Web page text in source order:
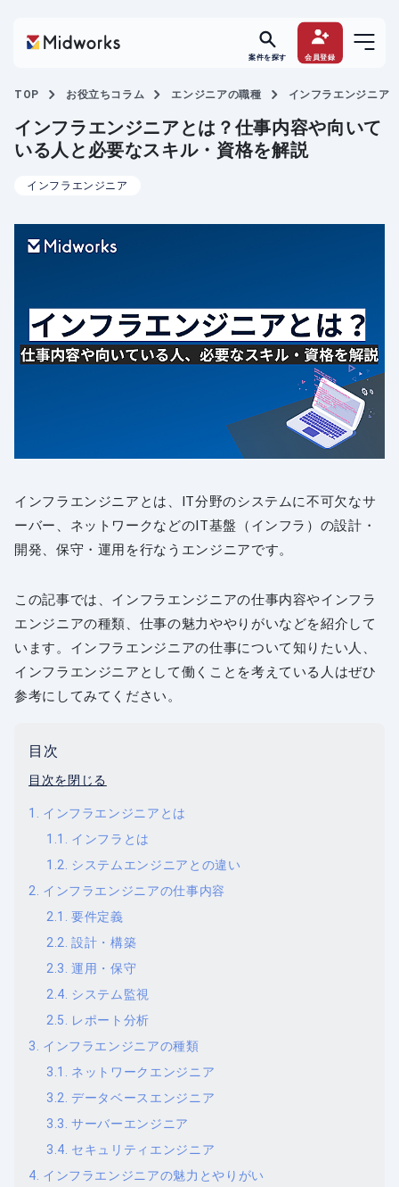
案件を探す 会員登録
TOP お役立ちコラム エンジニアの職種 インフラエンジニア
インフラエンジニアとは？仕事内容や向いて
いる人と必要なスキル・資格を解説
インフラエンジニア
インフラエンジニアとは、IT分野のシステムに不可欠なサ
ーバー、ネットワークなどのIT基盤（インフラ）の設計・
開発、保守・運用を行なうエンジニアです。
この記事では、インフラエンジニアの仕事内容やインフラ
エンジニアの種類、仕事の魅力ややりがいなどを紹介して
います。インフラエンジニアの仕事について知りたい人、
インフラエンジニアとして働くことを考えている人はぜひ
参考にしてみてください。
目次
目次を閉じる
インフラエンジニアとは
インフラとは
システムエンジニアとの違い
インフラエンジニアの仕事内容
要件定義
設計・構築
運用・保守
システム監視
レポート分析
インフラエンジニアの種類
ネットワークエンジニア
データベースエンジニア
サーバーエンジニア
セキュリティエンジニア
インフラエンジニアの魅力とやりがい